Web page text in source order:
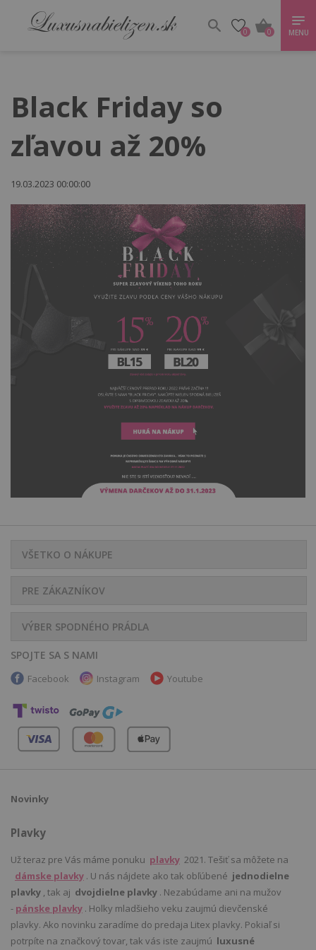
0 0 MENU
Black Friday so
zľavou až 20%
19.03.2023 00:00:00
VŠETKO O NÁKUPE
PRE ZÁKAZNÍKOV
VÝBER SPODNÉHO PRÁDLA
SPOJTE SA S NAMI
Facebook Instagram Youtube
Novinky
Plavky
Už teraz pre Vás máme ponuku plavky 2021. Tešiť sa môžete na
dámske plavky . U nás nájdete ako tak obľúbené jednodielne
plavky , tak aj dvojdielne plavky . Nezabúdame ani na mužov
- pánske plavky . Holky mladšieho veku zaujmú dievčenské
plavky. Ako novinku zaradíme do predaja Litex plavky. Pokiaľ si
potrpíte na značkový tovar, tak vás iste zaujmú luxusné